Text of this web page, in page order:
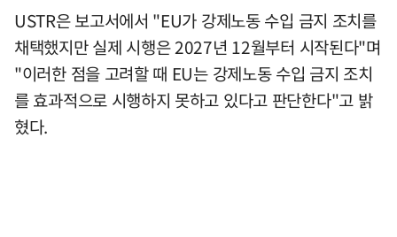
USTR은 보고서에서 "EU가 강제노동 수입 금지 조치를
채택했지만 실제 시행은 2027년 12월부터 시작된다"며
"이러한 점을 고려할 때 EU는 강제노동 수입 금지 조치
를 효과적으로 시행하지 못하고 있다고 판단한다"고 밝
혔다.